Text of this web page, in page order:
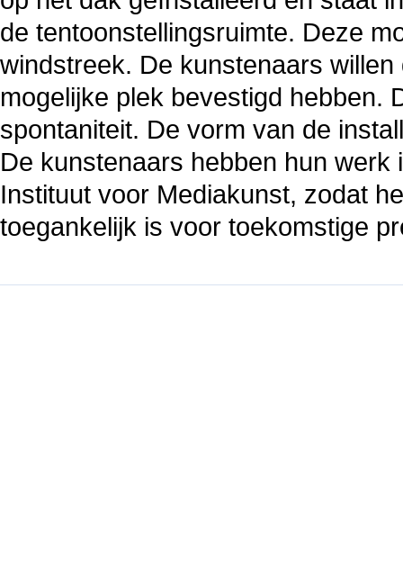
de tentoonstellingsruimte. Deze
windstreek. De kunstenaars
mogelijke plek bevestigd hebben.
spontaniteit. De vorm van de
De kunstenaars hebben hun
Instituut voor Mediakunst, zodat
toegankelijk is voor toekomstige